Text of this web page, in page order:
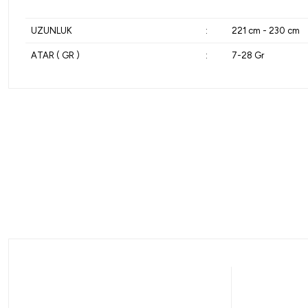
UZUNLUK : 221 cm - 230 cm
ATAR ( GR ) : 7-28 Gr